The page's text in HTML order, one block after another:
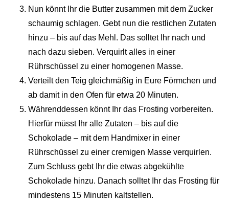
Nun könnt Ihr die Butter zusammen mit dem Zucker
schaumig schlagen. Gebt nun die restlichen Zutaten
hinzu – bis auf das Mehl. Das solltet Ihr nach und
nach dazu sieben. Verquirlt alles in einer
Rührschüssel zu einer homogenen Masse.
Verteilt den Teig gleichmäßig in Eure Förmchen und
ab damit in den Ofen für etwa 20 Minuten.
Währenddessen könnt Ihr das Frosting vorbereiten.
Hierfür müsst Ihr alle Zutaten – bis auf die
Schokolade – mit dem Handmixer in einer
Rührschüssel zu einer cremigen Masse verquirlen.
Zum Schluss gebt Ihr die etwas abgekühlte
Schokolade hinzu. Danach solltet Ihr das Frosting für
mindestens 15 Minuten kaltstellen.